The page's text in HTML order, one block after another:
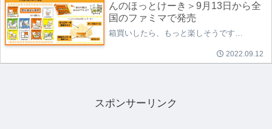
んのほっとけーき＞9月13日から全
国のファミマで発売
箱買いしたら、もっと楽しそうです…
2022.09.12
スポンサーリンク